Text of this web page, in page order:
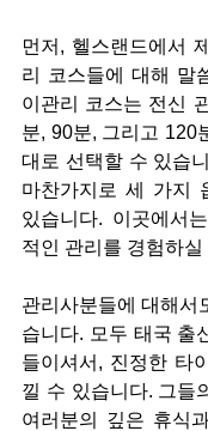
먼저, 헬스랜드에서
리 코스들에 대해 말
이관리 코스는 전신
분, 90분, 그리고 120
대로 선택할 수 있습
마찬가지로 세 가지
있습니다. 이곳에서
적인 관리를 경험하실
관리사분들에 대해서
습니다. 모두 태국 출
들이셔서, 진정한 타
낄 수 있습니다. 그들
여러분의 깊은 휴식